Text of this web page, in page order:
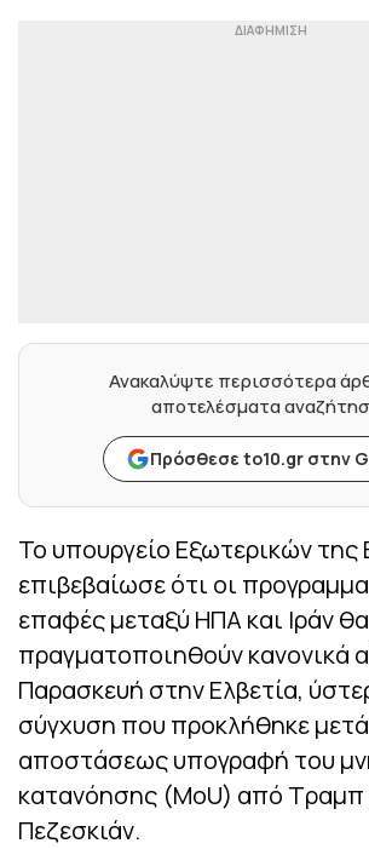
Ανακαλύψτε περισσότερα
αποτελέσματα
Πρόσθεσε to10.gr στην
Το υπουργείο Εξωτερικών της
επιβεβαίωσε ότι οι
επαφές μεταξύ ΗΠΑ και Ιράν θα
πραγματοποιηθούν κανονικά
Παρασκευή στην Ελβετία,
σύγχυση που προκλήθηκε μετά
αποστάσεως υπογραφή του
κατανόησης (MoU) από Τραμπ
Πεζεσκιάν.